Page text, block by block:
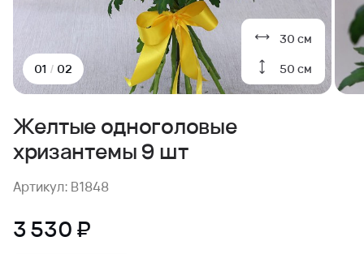
30 см
50 см
01 / 02
Желтые одноголовые
хризантемы 9 шт
Артикул: B1848
3 530 ₽